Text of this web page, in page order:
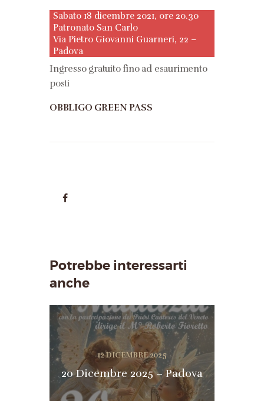
Sabato 18 dicembre 2021, ore 20.30
Patronato San Carlo
Via Pietro Giovanni Guarneri, 22 –
Padova
Ingresso gratuito fino ad esaurimento
posti
OBBLIGO GREEN PASS
Potrebbe interessarti
anche
12 DICEMBRE 2025
20 Dicembre 2025 – Padova